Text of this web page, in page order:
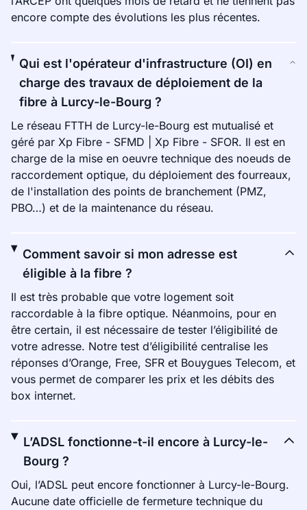
encore compte des évolutions les plus récentes.
Qui est l'opérateur d'infrastructure (OI) en
charge des travaux de déploiement de la
fibre à Lurcy-le-Bourg ?
Le réseau FTTH de Lurcy-le-Bourg est mutualisé et
géré par Xp Fibre - SFMD | Xp Fibre - SFOR. Il est en
charge de la mise en oeuvre technique des noeuds de
raccordement optique, du déploiement des fourreaux,
de l'installation des points de branchement (PMZ,
PBO…) et de la maintenance du réseau.
Comment savoir si mon adresse est
éligible à la fibre ?
Il est très probable que votre logement soit
raccordable à la fibre optique. Néanmoins, pour en
être certain, il est nécessaire de tester l’éligibilité de
votre adresse. Notre test d’éligibilité centralise les
réponses d’Orange, Free, SFR et Bouygues Telecom, et
vous permet de comparer les prix et les débits des
box internet.
L’ADSL fonctionne-t-il encore à Lurcy-le-
Bourg ?
Oui, l’ADSL peut encore fonctionner à Lurcy-le-Bourg.
Aucune date officielle de fermeture technique du